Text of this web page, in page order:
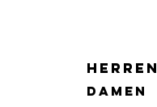
HERREN
DAMEN